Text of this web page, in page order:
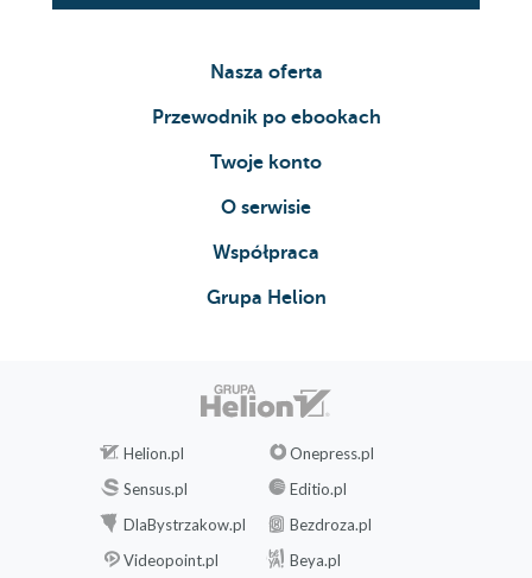
Nasza oferta
Przewodnik po ebookach
Twoje konto
O serwisie
Współpraca
Grupa Helion
Helion.pl
Onepress.pl
Sensus.pl
Editio.pl
DlaBystrzakow.pl
Bezdroza.pl
Videopoint.pl
Beya.pl